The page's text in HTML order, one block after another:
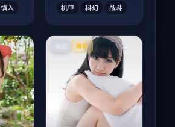
慎入 机甲 科幻 战斗
臻彩